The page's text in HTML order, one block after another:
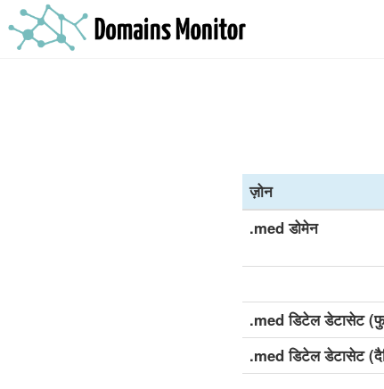
ज़ोन
.med डोमेन
.med डिटेल डेटासेट
.med डिटेल डेटासेट